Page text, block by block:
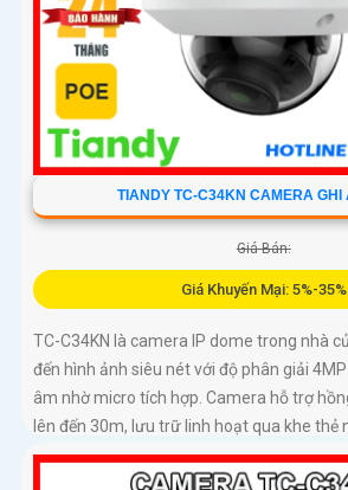
TIANDY TC-C34KN CAMERA GHI
Giá Bán:
Giá Khuyến Mại: 5%-35%
TC-C34KN là camera IP dome trong nhà
đến hình ảnh siêu nét với độ phân giải
âm nhờ micro tích hợp. Camera hỗ trợ
lên đến 30m, lưu trữ linh hoạt qua khe thẻ
đáp ứng nhu cầu giám sát 24/7